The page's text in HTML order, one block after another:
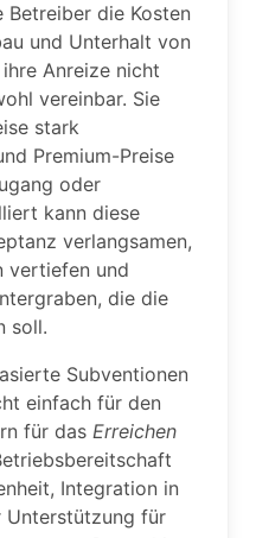
Betreiber die Kosten
und Unterhalt von
Anreize nicht
vereinbar. Sie
stark
Premium-Preise
oder
kann diese
verlangsamen,
vertiefen und
die die
soll.
Subventionen
einfach für den
für das Erreichen
Integration in
Unterstützung für